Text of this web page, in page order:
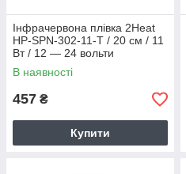
Інфрачервона плівка 2Heat
HP-SPN-302-11-T / 20 см / 11
Вт / 12 — 24 вольти
В наявності
457 ₴
Купити